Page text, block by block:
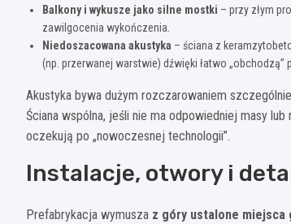
Balkony i wykusze jako silne mostki – przy złym
zawilgocenia wykończenia.
Niedoszacowana akustyka – ściana z
(np. przerwanej warstwie) dźwięki łatwo „obchodzą”
Akustyka bywa dużym rozczarowaniem
Ściana wspólna, jeśli nie ma odpowiedniej masy
oczekują po „nowoczesnej technologii”.
Instalacje, otwory i
Prefabrykacja wymusza z góry ustalone miejsca